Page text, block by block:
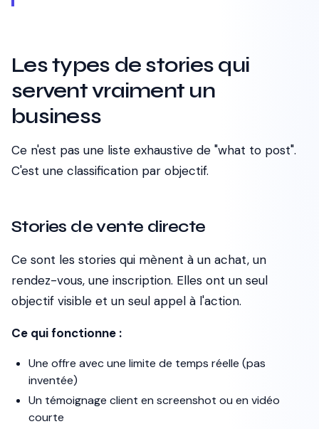
Les types de stories qui
servent vraiment un
business
Ce n'est pas une liste exhaustive de "what to post".
C'est une classification par objectif.
Stories de vente directe
Ce sont les stories qui mènent à un achat, un
rendez-vous, une inscription. Elles ont un seul
objectif visible et un seul appel à l'action.
Ce qui fonctionne :
Une offre avec une limite de temps réelle (pas
inventée)
Un témoignage client en screenshot ou en vidéo
courte